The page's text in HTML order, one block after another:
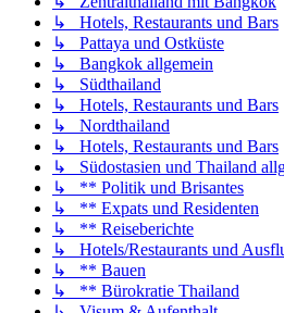
↳ Hotels, Restaurants und Bars
↳ Pattaya und Ostküste
↳ Bangkok allgemein
↳ Südthailand
↳ Hotels, Restaurants und Bars
↳ Nordthailand
↳ Hotels, Restaurants und Bars
↳ Südostasien und Thailand
↳ ** Politik und Brisantes
↳ ** Expats und Residenten
↳ ** Reiseberichte
↳ Hotels/Restaurants und
↳ ** Bauen
↳ ** Bürokratie Thailand